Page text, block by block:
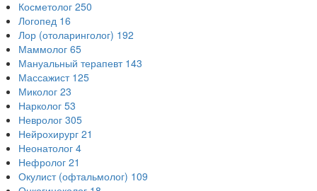
Косметолог 250
Логопед 16
Лор (отоларинголог) 192
Маммолог 65
Мануальный терапевт 143
Массажист 125
Миколог 23
Нарколог 53
Невролог 305
Нейрохирург 21
Неонатолог 4
Нефролог 21
Окулист (офтальмолог) 109